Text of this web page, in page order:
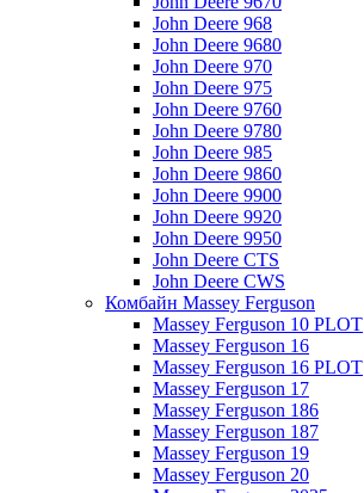
John Deere 968
John Deere 9680
John Deere 970
John Deere 975
John Deere 9760
John Deere 9780
John Deere 985
John Deere 9860
John Deere 9900
John Deere 9920
John Deere 9950
John Deere CTS
John Deere CWS
Комбайн Massey Ferguson
Massey Ferguson 10 PLOT
Massey Ferguson 16
Massey Ferguson 16 PLOT
Massey Ferguson 17
Massey Ferguson 186
Massey Ferguson 187
Massey Ferguson 19
Massey Ferguson 20